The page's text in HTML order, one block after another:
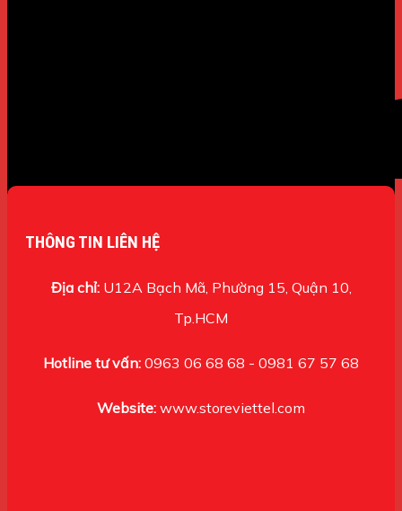
THÔNG TIN LIÊN HỆ
Địa chỉ:U12A Bạch Mã, Phường 15, Quận 10,
Tp.HCM
Hotline tư vấn: 0963 06 68 68 - 0981 67 57 68
Website: www.storeviettel.com